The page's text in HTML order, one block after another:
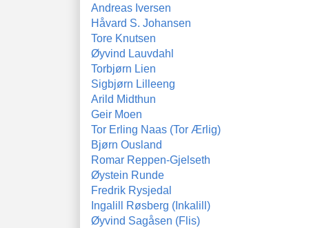
Andreas Iversen
Håvard S. Johansen
Tore Knutsen
Øyvind Lauvdahl
Torbjørn Lien
Sigbjørn Lilleeng
Arild Midthun
Geir Moen
Tor Erling Naas (Tor Ærlig)
Bjørn Ousland
Romar Reppen-Gjelseth
Øystein Runde
Fredrik Rysjedal
Ingalill Røsberg (Inkalill)
Øyvind Sagåsen (Flis)